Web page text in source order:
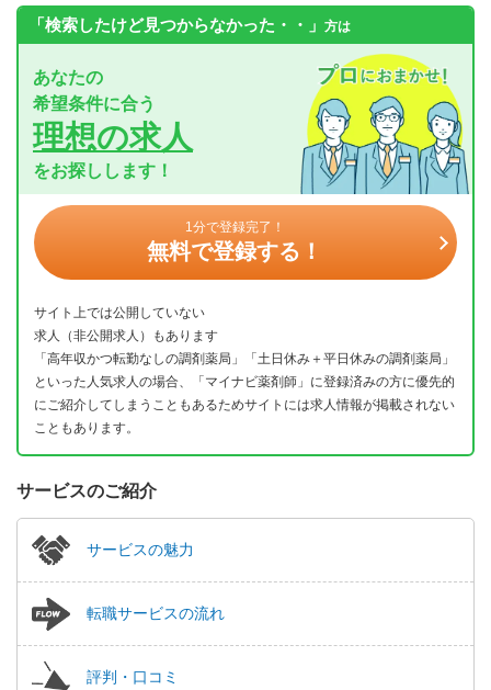
「検索したけど見つからなかった・・」 方は
あなたの
希望条件に合う
理想の求人
をお探しします！
1分で登録完了！
無料で登録する！
サイト上では公開していない
求人（非公開求人）もあります
「高年収かつ転勤なしの調剤薬局」「土日休み＋平日休みの調剤薬局」
といった人気求人の場合、「マイナビ薬剤師」に登録済みの方に優先的
にご紹介してしまうこともあるためサイトには求人情報が掲載されない
こともあります。
サービスのご紹介
サービスの魅力
転職サービスの流れ
評判・口コミ